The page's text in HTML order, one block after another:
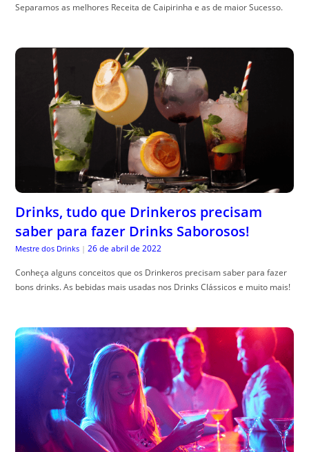
Separamos as melhores Receita de Caipirinha e as de maior Sucesso.
Drinks, tudo que Drinkeros precisam
saber para fazer Drinks Saborosos!
Mestre dos Drinks | 26 de abril de 2022
Conheça alguns conceitos que os Drinkeros precisam saber para fazer
bons drinks. As bebidas mais usadas nos Drinks Clássicos e muito mais!